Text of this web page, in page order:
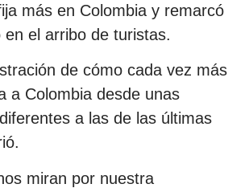
más en Colombia y remarcó
en el arribo de turistas.
de cómo cada vez más
a Colombia desde unas
a las de las últimas
miran por nuestra